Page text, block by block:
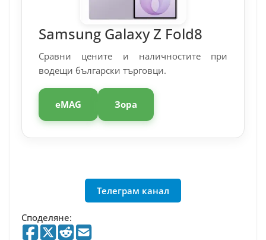
Samsung Galaxy Z Fold8
Сравни цените и наличностите при
водещи български търговци.
eMAG Зора
Телеграм канал
Споделяне: